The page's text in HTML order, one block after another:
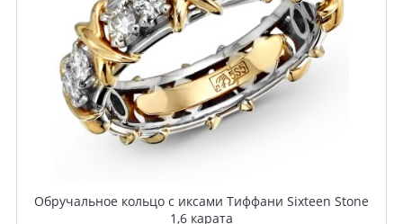
Обручальное кольцо с иксами Тиффани Sixteen Stone
1,6 карата